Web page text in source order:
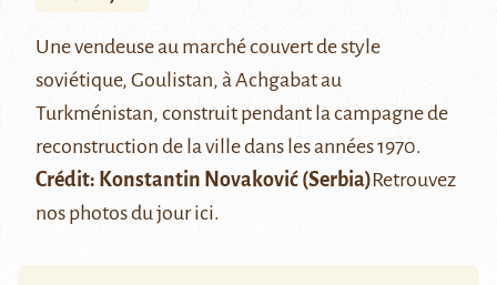
Une vendeuse au marché couvert de style
soviétique, Goulistan, à Achgabat au
Turkménistan, construit pendant la campagne de
reconstruction de la ville dans les années 1970.
Crédit: Konstantin Novaković (Serbia)Retrouvez
nos photos du jourici.